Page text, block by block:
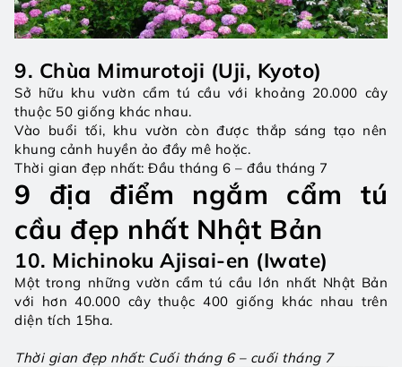
9. Chùa Mimurotoji (Uji, Kyoto)
Sở hữu khu vườn cẩm tú cầu với khoảng 20.000 cây
thuộc 50 giống khác nhau.
Vào buổi tối, khu vườn còn được thắp sáng tạo nên
khung cảnh huyền ảo đầy mê hoặc.
Thời gian đẹp nhất: Đầu tháng 6 – đầu tháng 7
9 địa điểm ngắm cẩm tú
cầu đẹp nhất Nhật Bản
10. Michinoku Ajisai-en (Iwate)
Một trong những vườn cẩm tú cầu lớn nhất Nhật Bản
với hơn 40.000 cây thuộc 400 giống khác nhau trên
diện tích 15ha.
Thời gian đẹp nhất: Cuối tháng 6 – cuối tháng 7